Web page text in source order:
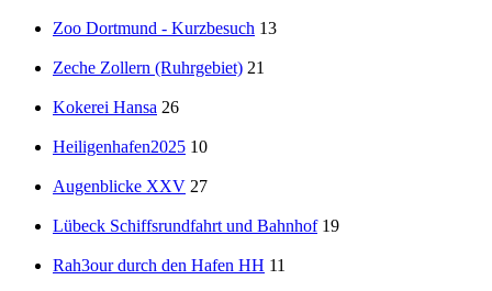
Zoo Dortmund - Kurzbesuch 13
Zeche Zollern (Ruhrgebiet) 21
Kokerei Hansa 26
Heiligenhafen2025 10
Augenblicke XXV 27
Lübeck Schiffsrundfahrt und Bahnhof 19
Rah3our durch den Hafen HH 11